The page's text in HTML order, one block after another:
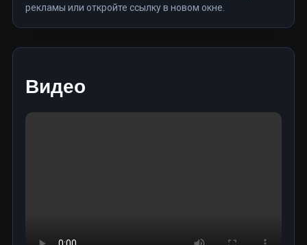
рекламы или откройте ссылку в новом окне.
Видео